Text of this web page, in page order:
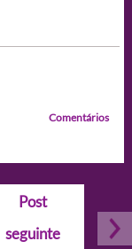
Comentários
Post
seguinte